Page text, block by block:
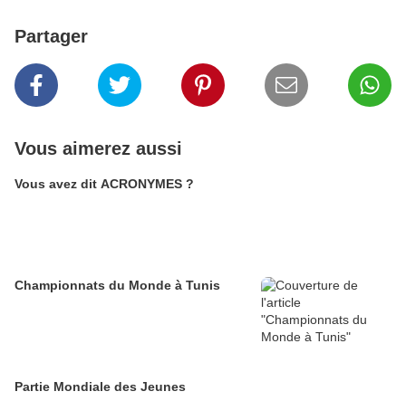
Partager
Vous aimerez aussi
Vous avez dit ACRONYMES ?
Championnats du Monde à Tunis
Partie Mondiale des Jeunes